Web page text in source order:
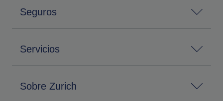
Seguros
Servicios
Sobre Zurich